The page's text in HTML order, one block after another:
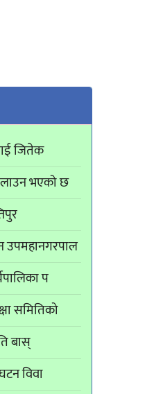
जितेक
भएको छ
उपमहानगरपाल
प
समितिको
बास्
विवा